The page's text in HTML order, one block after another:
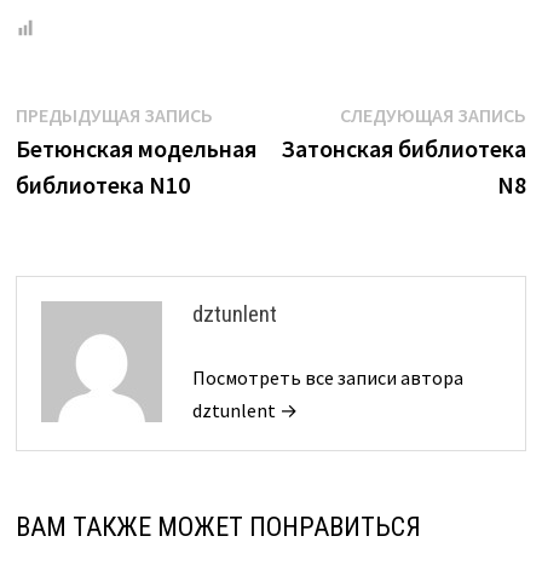
Навигация
по
ПРЕДЫДУЩАЯ ЗАПИСЬПредыдущая
запись:
Бетюнская модельная
библиотека N10
СЛЕДУЮЩАЯ ЗАПИСЬ
Затонская библиотека
N8
dztunlent
Посмотреть все записи автора
dztunlent →
ВАМ ТАКЖЕ МОЖЕТ ПОНРАВИТЬСЯ